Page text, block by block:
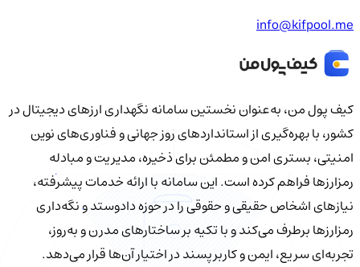
info@kifpool.me
کیف‌ پول من، به‌عنوان نخستین سامانه نگهداری ارزهای دیجیتال در
کشور، با بهره‌گیری از استانداردهای روز جهانی و فناوری‌های نوین
امنیتی، بستری امن و مطمئن برای ذخیره، مدیریت و مبادله
رمزارزها فراهم کرده است. این سامانه با ارائه خدمات پیشرفته،
نیازهای اشخاص حقیقی و حقوقی را در حوزه دادوستد و نگه‌داری
رمزارزها برطرف می‌کند و با تکیه بر ساختارهای مدرن و به‌روز،
تجربه‌ای سریع، ایمن و کاربرپسند در اختیار آن‌ها قرار می‌دهد.